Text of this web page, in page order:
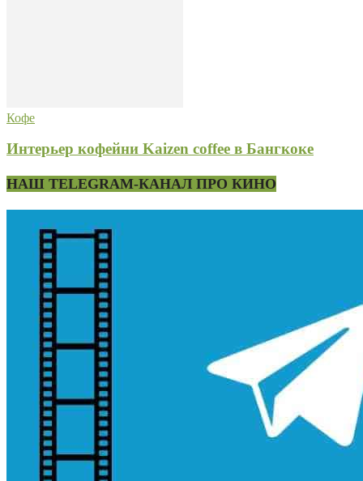
Кофе
Интерьер кофейни Kaizen coffee в Бангкоке
НАШ TELEGRAM-КАНАЛ ПРО КИНО